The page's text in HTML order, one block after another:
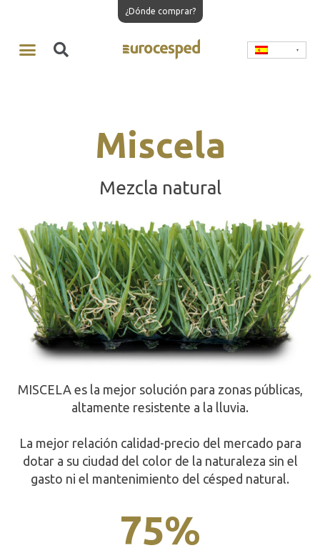
¿Dónde comprar?
Miscela
Mezcla natural
MISCELA es la mejor solución para zonas públicas,
altamente resistente a la lluvia.
La mejor relación calidad-precio del mercado para
dotar a su ciudad del color de la naturaleza sin el
gasto ni el mantenimiento del césped natural.
75%